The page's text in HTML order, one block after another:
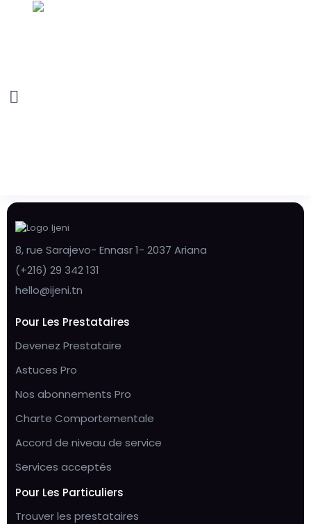
8, rue Sarajevo- Ennasr 1- 2037 Ariana
(+216) 29 342 131
hello@ijeni.tn
Pour Les Prestataires
Devenez Prestataire
Astuces Pro
Nos abonnements Pro
Charte Comportementale
Accord de niveau de service
Services acceptés
Pour Les Particuliers
Trouver les prestataires